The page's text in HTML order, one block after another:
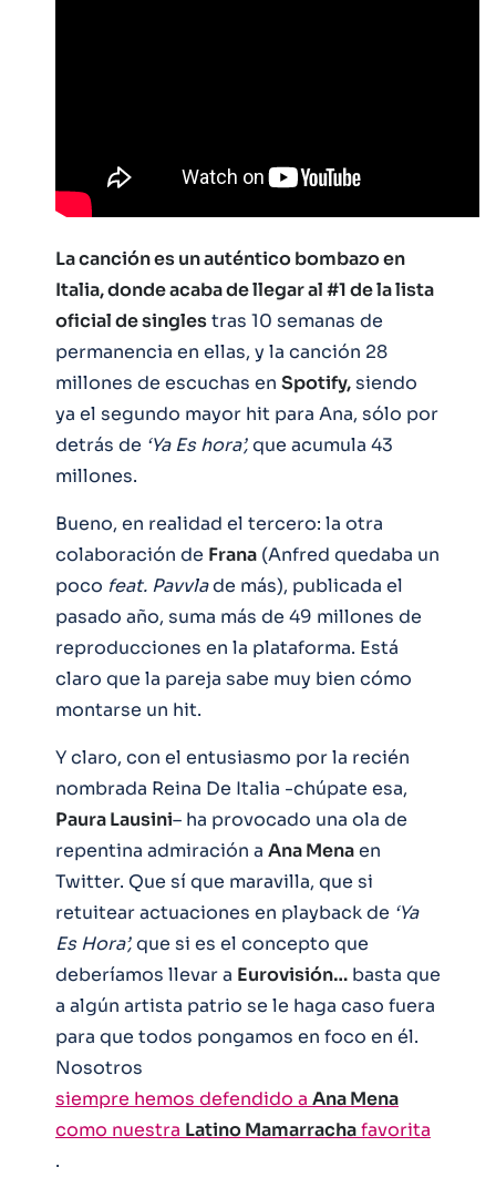
La canción es un auténtico bombazo en
Italia, donde acaba de llegar al #1 de la lista
oficial de singlestras 10 semanas de
permanencia en ellas, y la canción 28
millones de escuchas en Spotify,siendo
ya el segundo mayor hit para Ana, sólo por
detrás de ‘Ya Es hora’,que acumula 43
millones.
Bueno, en realidad el tercero: la otra
colaboración de Frana (Anfred quedaba un
poco feat. Pavvlade más), publicada el
pasado año, suma más de 49 millones de
reproducciones en la plataforma. Está
claro que la pareja sabe muy bien cómo
montarse un hit.
Y claro, con el entusiasmo por la recién
nombrada Reina De Italia -chúpate esa,
Paura Lausini– ha provocado una ola de
repentina admiración a Ana Menaen
Twitter. Que sí que maravilla, que si
retuitear actuaciones en playback de ‘Ya
Es Hora’,que si es el concepto que
deberíamos llevar a Eurovisión… basta que
a algún artista patrio se le haga caso fuera
para que todos pongamos en foco en él.
Nosotros
siempre hemos defendido a Ana Mena
como nuestra Latino Mamarrachafavorita
.